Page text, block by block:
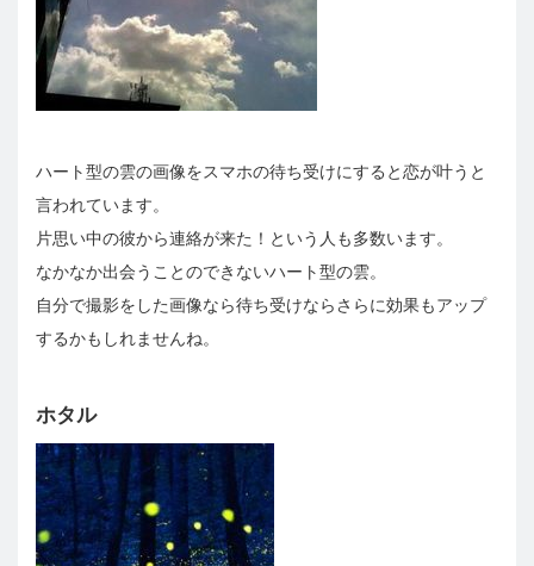
ハート型の雲の画像をスマホの待ち受けにすると恋が叶うと
言われています。
片思い中の彼から連絡が来た！という人も多数います。
なかなか出会うことのできないハート型の雲。
自分で撮影をした画像なら待ち受けならさらに効果もアップ
するかもしれませんね。
ホタル